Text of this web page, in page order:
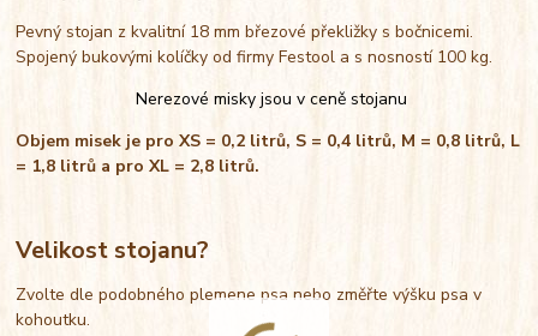
Pevný stojan z kvalitní 18 mm březové překližky s bočnicemi.
Spojený bukovými kolíčky od firmy Festool a s nosností 100 kg.
Nerezové misky jsou v ceně stojanu
Objem misek je pro XS = 0,2 litrů, S = 0,4 litrů, M = 0,8 litrů, L
= 1,8 litrů a pro XL = 2,8 litrů.
Velikost stojanu?
Zvolte dle podobného plemene psa nebo změřte výšku psa v
kohoutku.